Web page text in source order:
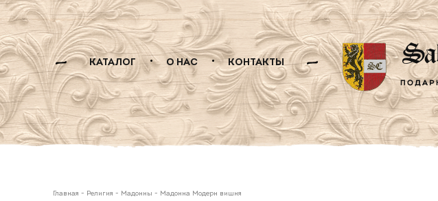
КАТАЛОГ О НАС КОНТАКТЫ
Главная - Религия - Мадонны - Мадонна Модерн вишня